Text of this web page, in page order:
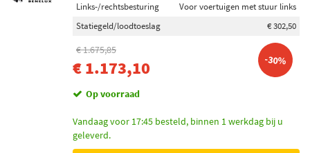
Links-/rechtsbesturing
Voor voertuigen met stuur links
Statiegeld/loodtoeslag
€ 302,50
€ 1.675,85
€ 1.173,10 -30%
Op voorraad
Vandaag voor 17:45 besteld, binnen 1 werkdag bij u
geleverd.